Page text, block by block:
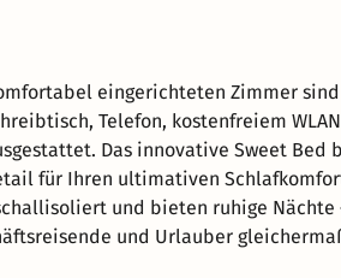
eingerichteten Zimmer
Telefon, kostenfreiem
Das innovative Sweet
für Ihren ultimativen
und bieten ruhige Nächte
und Urlauber